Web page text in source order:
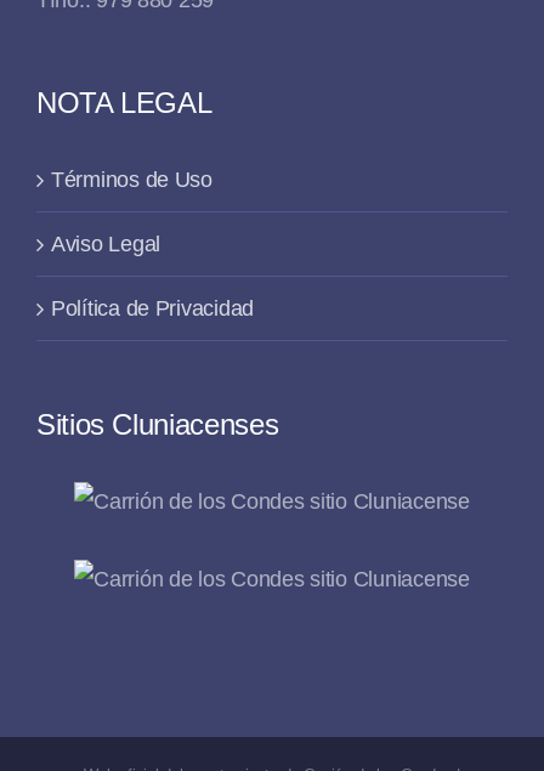
NOTA LEGAL
Términos de Uso
Aviso Legal
Política de Privacidad
Sitios Cluniacenses